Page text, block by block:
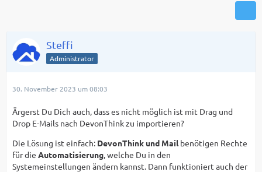
Steffi
Administrator
30. November 2023 um 08:03
Ärgerst Du Dich auch, dass es nicht möglich ist mit Drag und
Drop E-Mails nach DevonThink zu importieren?
Die Lösung ist einfach: DevonThink und Mailbenötigen Rechte
für die Automatisierung, welche Du in den
Systemeinstellungen ändern kannst. Dann funktioniert auch der